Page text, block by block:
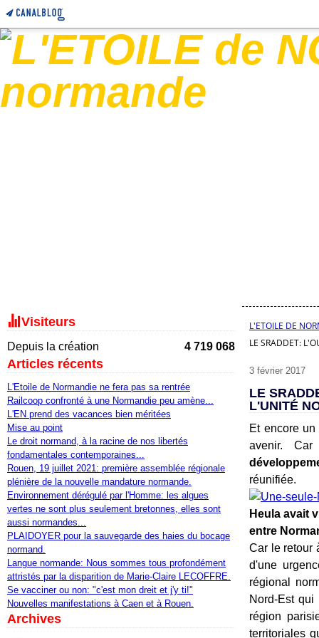
Visiteurs
Depuis la création 4 719 068
Articles récents
L'Etoile de Normandie ne fera pas sa rentrée
Railcoop confronté à une Normandie peu amène...
L'EN prend des vacances bien méritées
Mise au point
Le droit normand, à la racine de nos libertés
fondamentales contemporaines...
Rouen, 19 juillet 2021: première assemblée régionale
plénière de la nouvelle mandature normande.
Environnement dérégulé par l'Homme: les algues
vertes ne sont plus seulement bretonnes, elles sont
aussi normandes...
PLAIDOYER pour la sauvegarde des haies du bocage
normand.
Langue normande: Nous sommes tous profondément
attristés par la disparition de Marie-Claire LECOFFRE.
Se vacciner ou non: "c'est mon dreit et j'y ti!"
Nouvelles manifestations à Caen et à Rouen.
Archives
L'ETOILE DE
LE SRADDET:
3 février 2017
LE
L'UNITÉ
Et encore
avenir.
réunifiée.
Heula avait
entre
Car le retour
d'une
régional
Nord-Est
région
territoriales